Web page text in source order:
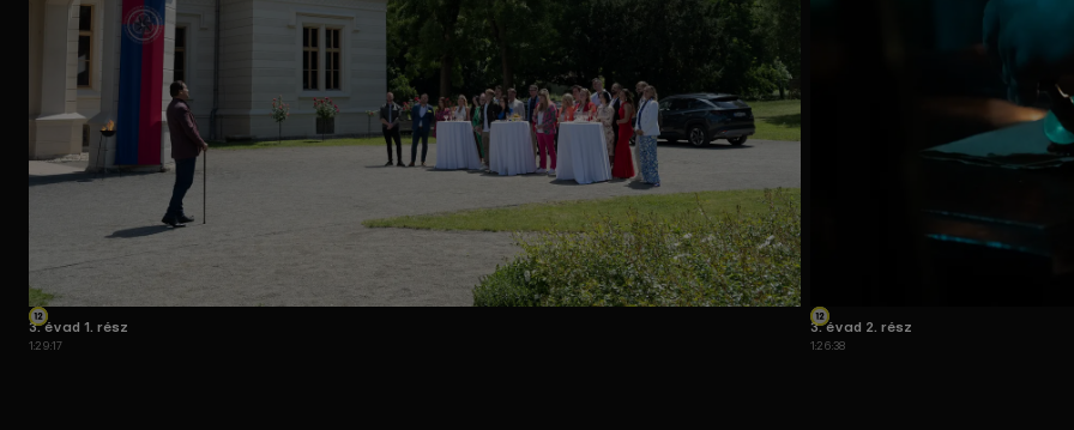
3. évad 1. rész
1:29:17
3. évad 2. rész
1:26:38